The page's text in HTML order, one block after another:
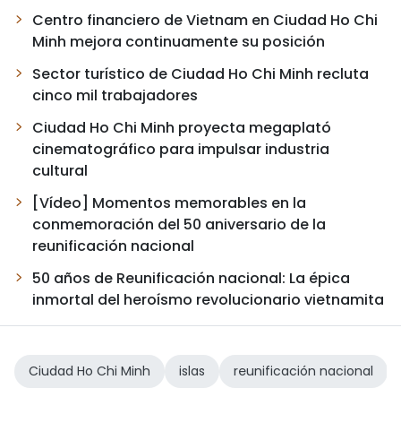
Centro financiero de Vietnam en Ciudad Ho Chi
Minh mejora continuamente su posición
Sector turístico de Ciudad Ho Chi Minh recluta
cinco mil trabajadores
Ciudad Ho Chi Minh proyecta megaplató
cinematográfico para impulsar industria
cultural
[Vídeo] Momentos memorables en la
conmemoración del 50 aniversario de la
reunificación nacional
50 años de Reunificación nacional: La épica
inmortal del heroísmo revolucionario vietnamita
Ciudad Ho Chi Minh islas reunificación nacional